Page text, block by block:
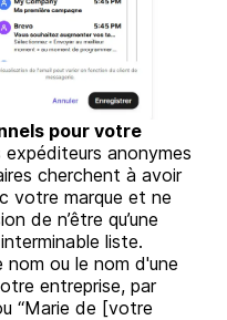
pour votre
expéditeurs anonymes
cherchent à avoir
votre marque et ne
de n’être qu’une
liste.
ou le nom d'une
entreprise, par
“Marie de [votre